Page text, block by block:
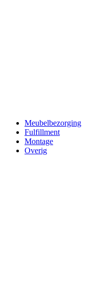
Meubelbezorging
Fulfillment
Montage
Overig